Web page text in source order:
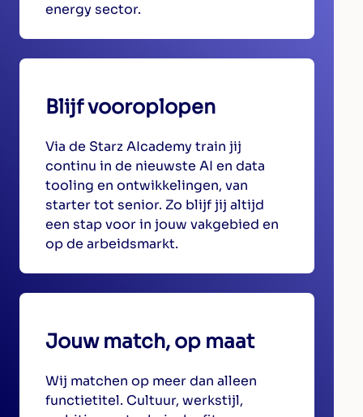
energy sector.
Blijf vooroplopen
Via de Starz AIcademy train jij
continu in de nieuwste AI en data
tooling en ontwikkelingen, van
starter tot senior. Zo blijf jij altijd
een stap voor in jouw vakgebied en
op de arbeidsmarkt.
Jouw match, op maat
Wij matchen op meer dan alleen
functietitel. Cultuur, werkstijl,